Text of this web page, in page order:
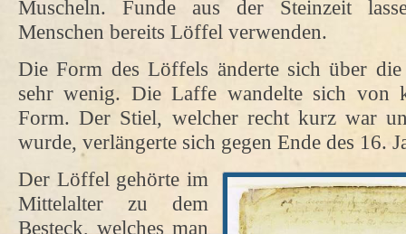
Muscheln. Funde aus der Steinzeit
Menschen bereits Löffel verwenden.
Die Form des Löffels änderte sich über die
sehr wenig. Die Laffe wandelte sich von
Form. Der Stiel, welcher recht kurz war
wurde, verlängerte sich gegen Ende des 16.
Der Löffel gehörte im
Mittelalter zu dem
Besteck, welches man